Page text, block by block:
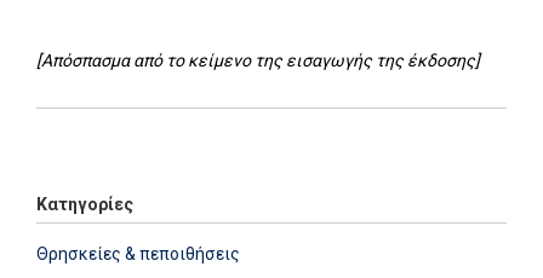
[Απόσπασμα από το κείμενο της εισαγωγής της έκδοσης]
Κατηγορίες
Θρησκείες & πεποιθήσεις